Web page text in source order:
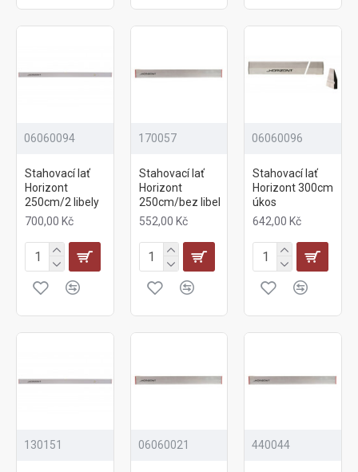
06060094
Stahovací lať
Horizont
250cm/2 libely
700,00 Kč
170057
Stahovací lať
Horizont
250cm/bez libel
552,00 Kč
06060096
Stahovací lať
Horizont 300cm
úkos
642,00 Kč
130151 06060021 440044